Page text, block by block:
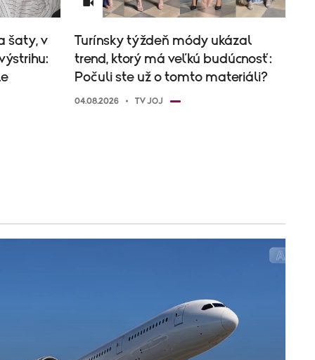
šaty, v
Turínsky týždeň módy ukázal
trend, ktorý má veľkú budúcnosť:
Počuli ste už o tomto materiáli?
04.08.2026 TV JOJ